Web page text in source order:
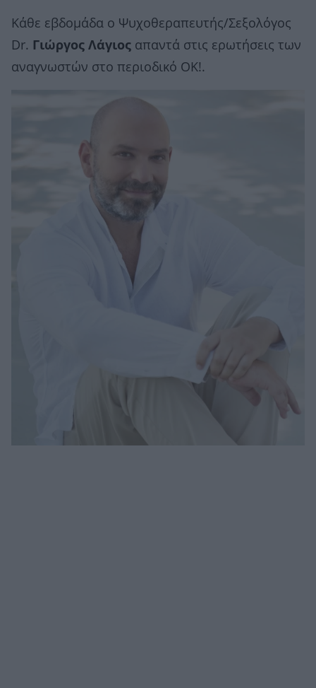
Κάθε εβδομάδα ο Ψυχοθεραπευτής/Σεξολόγος
Dr. Γιώργος Λάγιος απαντά στις ερωτήσεις των
αναγνωστών στο περιοδικό ΟΚ!.